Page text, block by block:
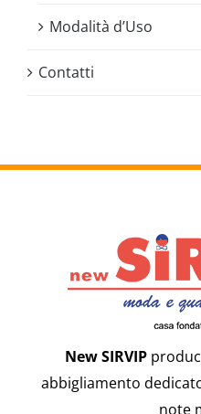
Modalità d’Uso
Contatti
New SIRVIP
abbigliamento
note